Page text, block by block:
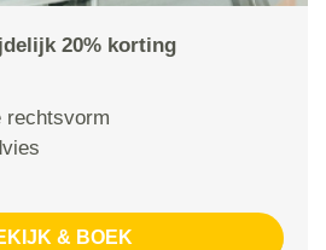
20% korting
rechtsvorm
& BOEK